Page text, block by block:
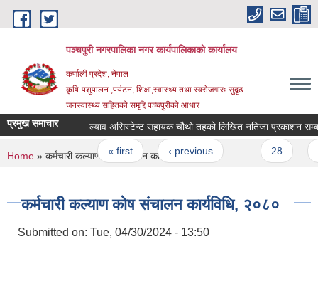
Skip to main content
पञ्चपुरी नगरपालिका नगर कार्यपालिकाको कार्यालय
कर्णाली प्रदेश, नेपाल
कृषि-पशुपालन ,पर्यटन, शिक्षा,स्वास्थ्य तथा स्वरोजगारः सुदृढ
जनस्वास्थ्य सहितको समृद्दि पञ्चपुरीको आधार
प्रमुख समाचार ल्याव असिस्टेन्ट सहायक चौथो तहको लिखित नतिजा प्रकाशन सम्बन्धमा
Pages
« first ‹ previous
You are here
Home » कर्मचारी कल्याण कोष संचालन कार्यविधि, २०८०
कर्मचारी कल्याण कोष संचालन कार्यविधि, २०८०
Submitted on: Tue, 04/30/2024 - 13:50